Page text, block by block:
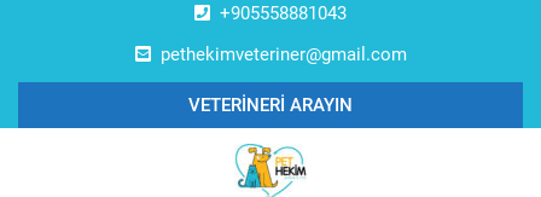
+905558881043
pethekimveteriner@gmail.com
VETERİNERİ ARAYIN